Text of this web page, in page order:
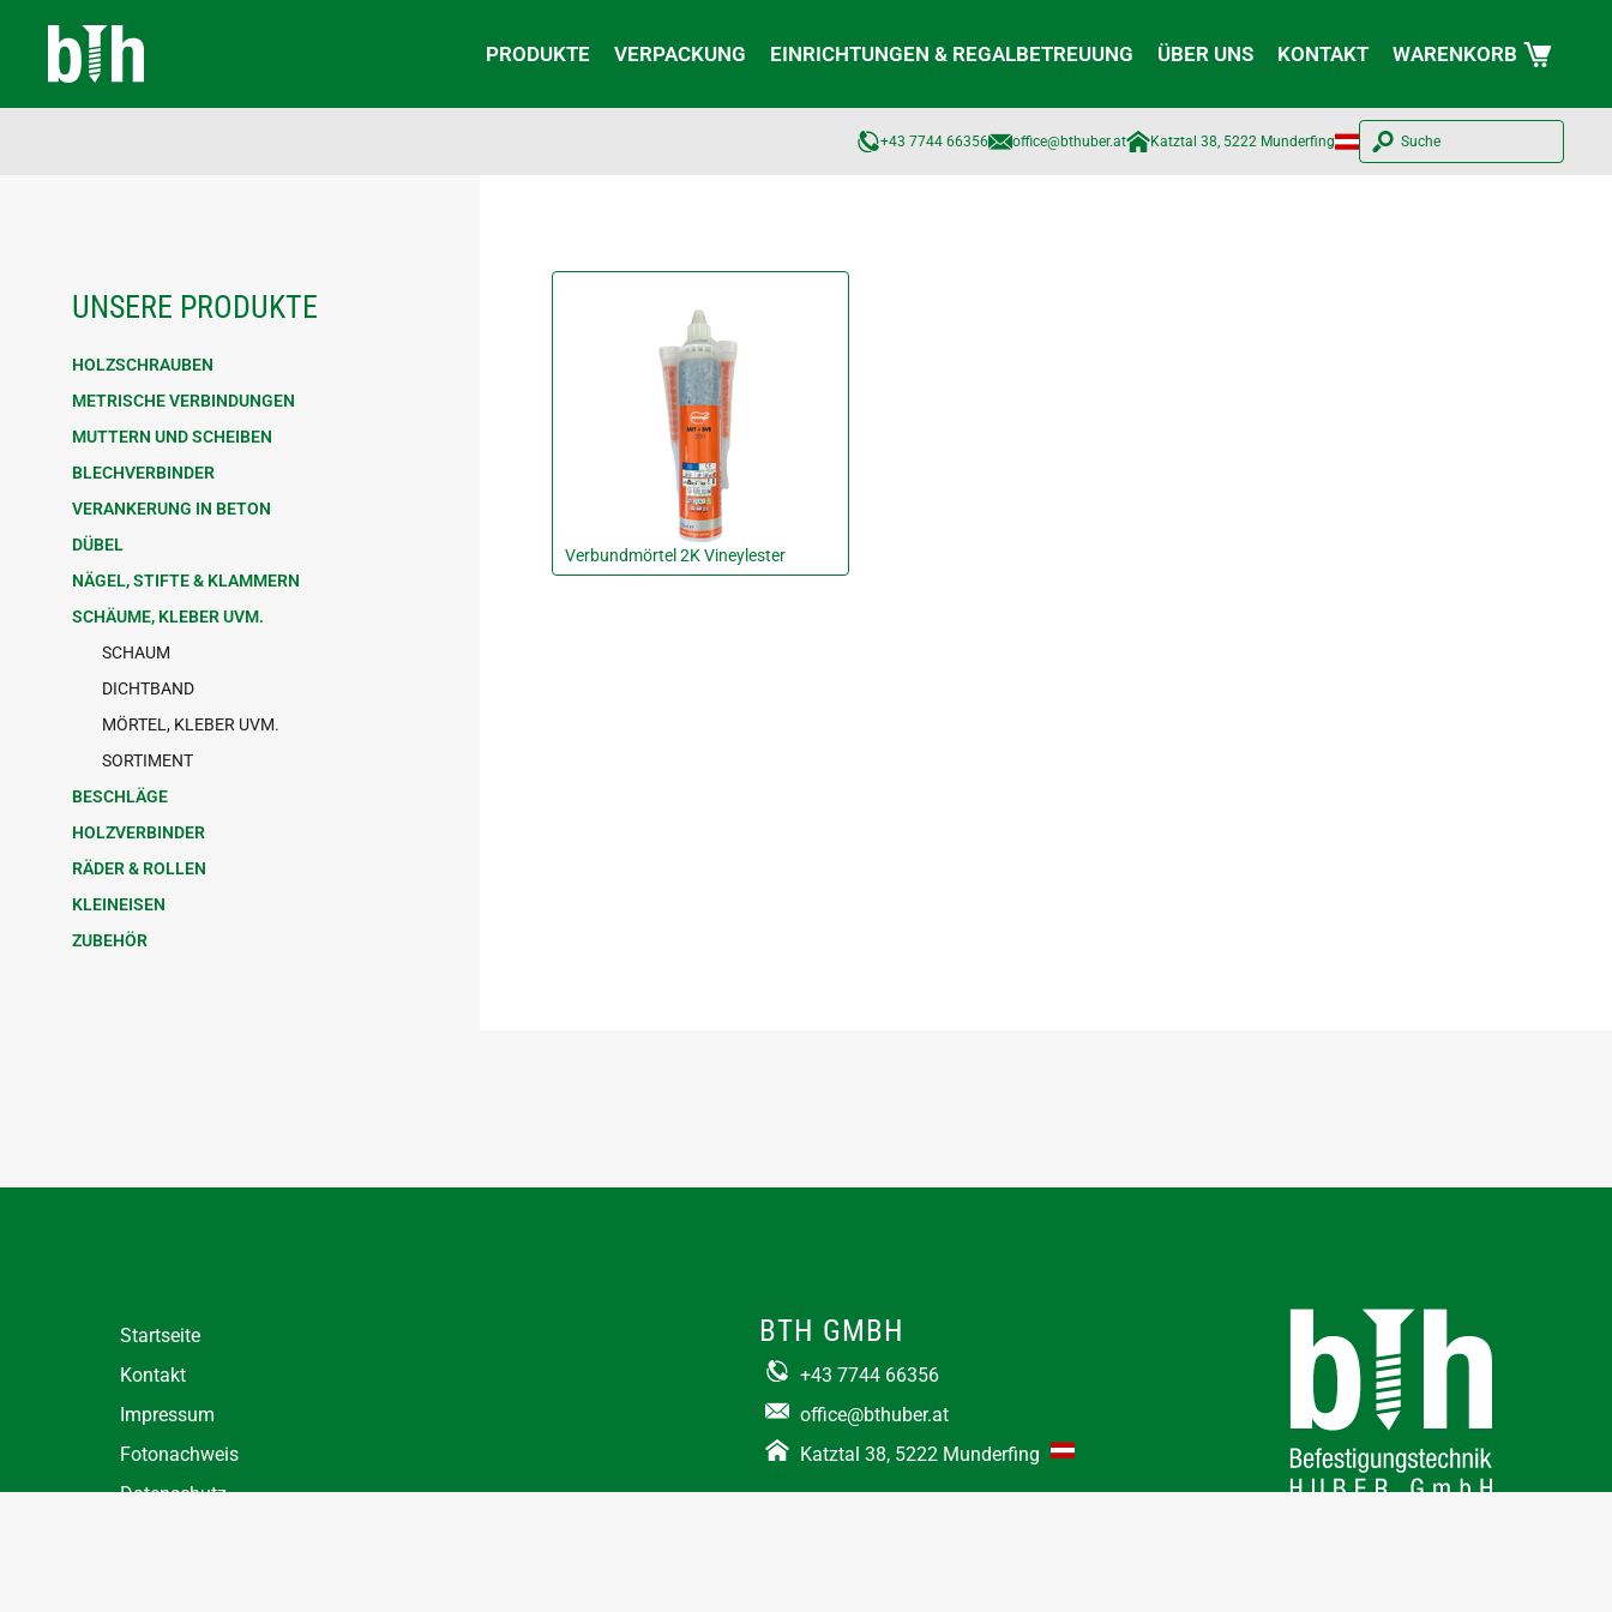
PRODUKTE VERPACKUNG EINRICHTUNGEN & REGALBETREUUNG ÜBER UNS KONTAKT WARENKORB
+43 7744 66356 office@bthuber.at​ Katztal 38, 5222 Munderfing Suche
UNSERE PRODUKTE
HOLZSCHRAUBEN
METRISCHE VERBINDUNGEN
MUTTERN UND SCHEIBEN
BLECHVERBINDER
VERANKERUNG IN BETON
DÜBEL
NÄGEL, STIFTE & KLAMMERN
SCHÄUME, KLEBER UVM.
SCHAUM
DICHTBAND
MÖRTEL, KLEBER UVM.
SORTIMENT
BESCHLÄGE
HOLZVERBINDER
RÄDER & ROLLEN
KLEINEISEN
ZUBEHÖR
Verbundmörtel 2K Vineylester
Startseite
Kontakt
Impressum
Fotonachweis
Datenschutz
BTH GMBH
+43 7744 66356
office@bthuber.at​
Katztal 38, 5222 Munderfing